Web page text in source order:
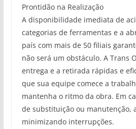
Prontidão na Realização
A disponibilidade imediata de
categorias de ferramentas e a
país com mais de 50 filiais
não será um obstáculo. A Trans
entrega e a retirada rápidas e
que sua equipe comece a
mantenha o ritmo da obra. Em
de substituição ou manutenção,
minimizando interrupções.